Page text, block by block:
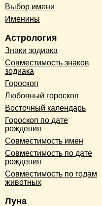
Выбор имени
Именины
Астрология
Знаки зодиака
Совместимость знаков
зодиака
Гороскоп
Любовный гороскоп
Восточный календарь
Гороскоп по дате
рождения
Совместимость имен
Совместимость по дате
рождения
Совместимость по годам
животных
Луна